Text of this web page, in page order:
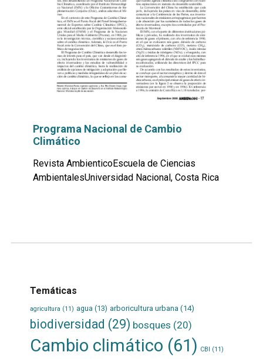
Programa Nacional de Cambio
Climático
Revista AmbienticoEscuela de Ciencias
AmbientalesUniversidad Nacional, Costa Rica
Temáticas
agricultura (11) agua (13) arboricultura urbana (14)
biodiversidad (29) bosques (20)
Cambio climático (61) CBI (11)